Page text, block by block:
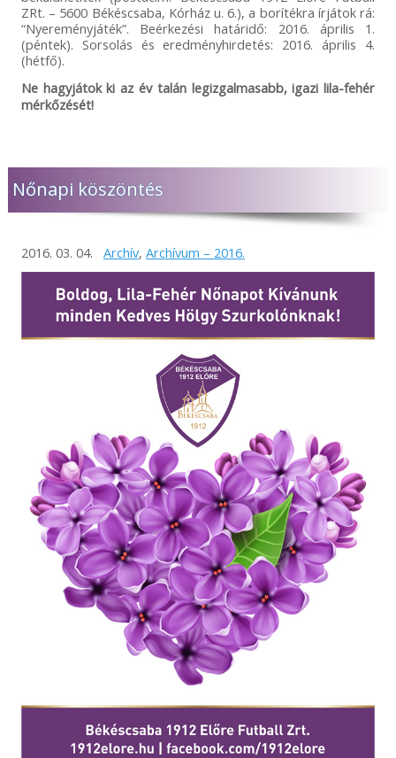
ZRt. – 5600 Békéscsaba, Kórház u. 6.), a borítékra írjátok rá:
“Nyereményjáték”. Beérkezési határidő: 2016. április 1.
(péntek). Sorsolás és eredményhirdetés: 2016. április 4.
(hétfő).
Ne hagyjátok ki az év talán legizgalmasabb, igazi lila-fehér
mérkőzését!
Nőnapi köszöntés
2016. 03. 04. Archív, Archívum – 2016.